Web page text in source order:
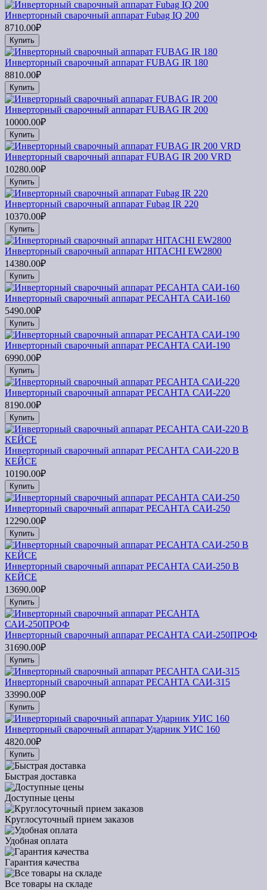
Инверторный сварочный аппарат Fubag IQ 200
8710.00₽
Купить
Инверторный сварочный аппарат FUBAG IR 180
8810.00₽
Купить
Инверторный сварочный аппарат FUBAG IR 200
10000.00₽
Купить
Инверторный сварочный аппарат FUBAG IR 200 VRD
10280.00₽
Купить
Инверторный сварочный аппарат Fubag IR 220
10370.00₽
Купить
Инверторный сварочный аппарат HITACHI EW2800
14380.00₽
Купить
Инверторный сварочный аппарат РЕСАНТА САИ-160
5490.00₽
Купить
Инверторный сварочный аппарат РЕСАНТА САИ-190
6990.00₽
Купить
Инверторный сварочный аппарат РЕСАНТА САИ-220
8190.00₽
Купить
Инверторный сварочный аппарат РЕСАНТА САИ-220 В
КЕЙСЕ
10190.00₽
Купить
Инверторный сварочный аппарат РЕСАНТА САИ-250
12290.00₽
Купить
Инверторный сварочный аппарат РЕСАНТА САИ-250 В
КЕЙСЕ
13690.00₽
Купить
Инверторный сварочный аппарат РЕСАНТА САИ-250ПРОФ
31690.00₽
Купить
Инверторный сварочный аппарат РЕСАНТА САИ-315
33990.00₽
Купить
Инверторный сварочный аппарат Ударник УИС 160
4820.00₽
Купить
Быстрая доставка
Доступные цены
Круглосуточный прием заказов
Удобная оплата
Гарантия качества
Все товары на складе